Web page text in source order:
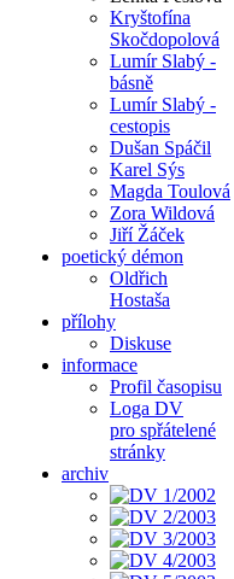
Kryštofína
Skočdopolová
Lumír Slabý -
básně
Lumír Slabý -
cestopis
Dušan Spáčil
Karel Sýs
Magda Toulová
Zora Wildová
Jiří Žáček
poetický démon
Oldřich
Hostaša
přílohy
Diskuse
informace
Profil časopisu
Loga DV
pro spřátelené
stránky
archiv